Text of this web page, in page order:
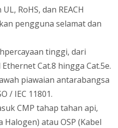
RoHS, dan REACH
pengguna selamat dan
tinggi, dari
Cat.8 hingga Cat.5e.
piawaian antarabangsa
/ IEC 11801.
CMP tahap tahan api,
Halogen) atau OSP (Kabel